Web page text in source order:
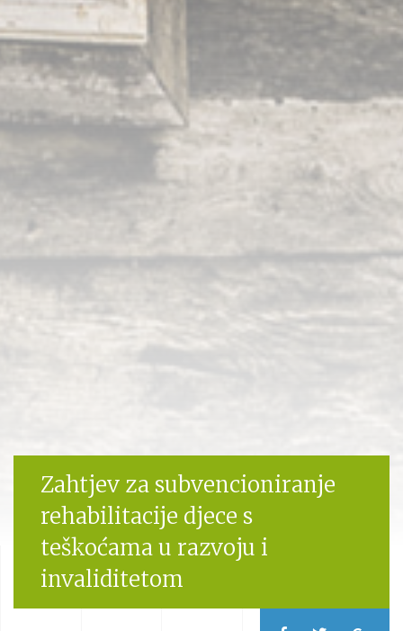
Zahtjev za subvencioniranje
rehabilitacije djece s
teškoćama u razvoju i
invaliditetom